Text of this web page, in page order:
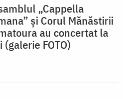
„Cappella
și Corul Mănăstirii
au concertat la
(galerie FOTO)